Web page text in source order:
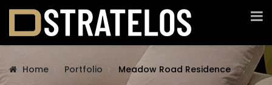
Home Portfolio Meadow Road Residence